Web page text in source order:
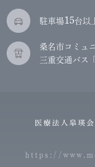
駐車場15台以
桑名市コミュ
三重交通バス
https://